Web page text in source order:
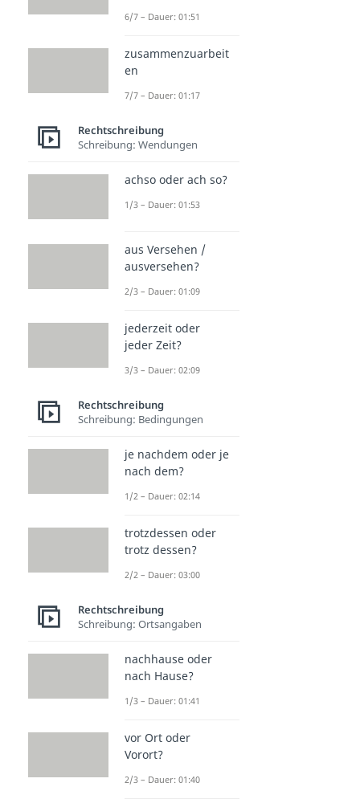
6/7 – Dauer: 01:51
zusammenzuarbeit
en
7/7 – Dauer: 01:17
Rechtschreibung
Schreibung: Wendungen
achso oder ach so?
1/3 – Dauer: 01:53
aus Versehen /
ausversehen?
2/3 – Dauer: 01:09
jederzeit oder
jeder Zeit?
3/3 – Dauer: 02:09
Rechtschreibung
Schreibung: Bedingungen
je nachdem oder je
nach dem?
1/2 – Dauer: 02:14
trotzdessen oder
trotz dessen?
2/2 – Dauer: 03:00
Rechtschreibung
Schreibung: Ortsangaben
nachhause oder
nach Hause?
1/3 – Dauer: 01:41
vor Ort oder
Vorort?
2/3 – Dauer: 01:40